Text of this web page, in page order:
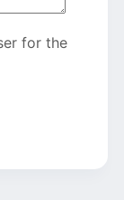
for the